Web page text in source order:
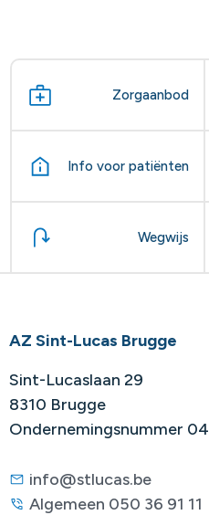
Zorgaanbod
Info voor patiënten
Wegwijs
AZ Sint-Lucas Brugge
Sint-Lucaslaan 29
8310 Brugge
Ondernemingsnummer
info@stlucas.be
Algemeen 050 36 91 11